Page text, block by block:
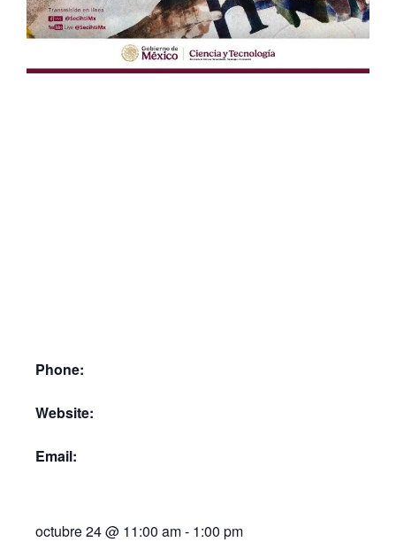
Phone:
Website:
Email:
octubre 24@ 11:00 am- 1:00 pm